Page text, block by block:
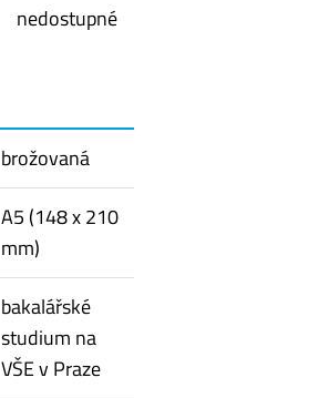
nedostupné
brožovaná
A5 (148 x 210
mm)
bakalářské
studium na
VŠE v Praze